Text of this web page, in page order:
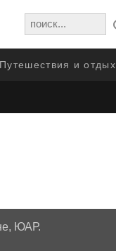
Путешествия и отдых
ЮАР.